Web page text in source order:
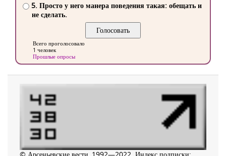
5. Просто у него манера поведения такая: обещать и
не сделать.
Всего проголосовало
1 человек
Прошлые опросы